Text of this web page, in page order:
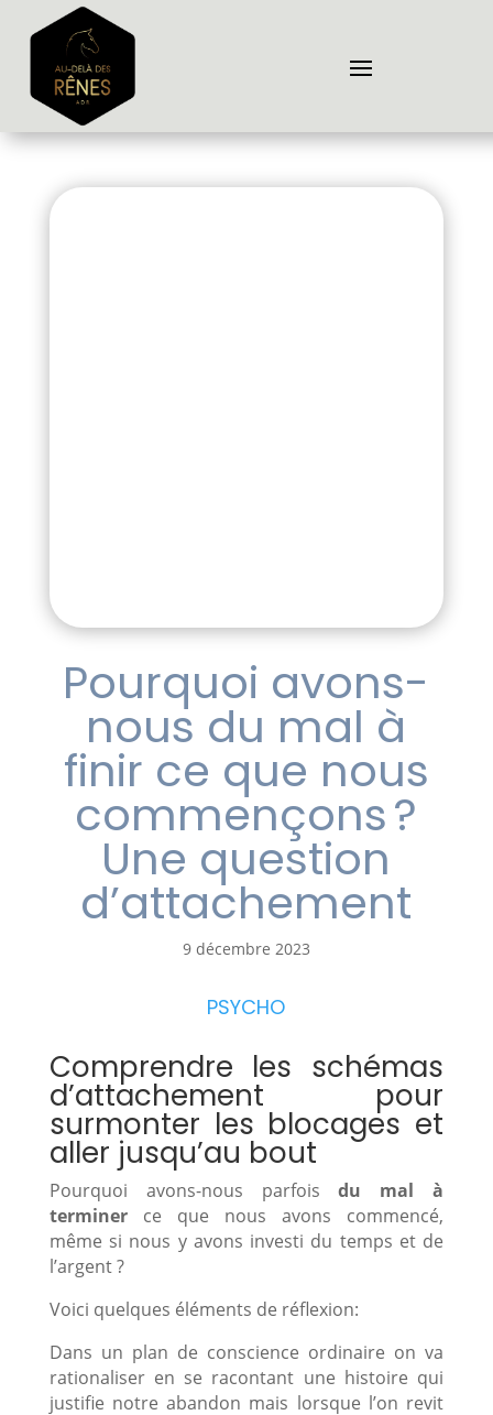
Pourquoi avons-
nous du mal à
finir ce que nous
commençons ?
Une question
d’attachement
9 décembre 2023
PSYCHO
Comprendre les schémas
d’attachement pour
surmonter les blocages et
aller jusqu’au bout
Pourquoi avons-nous parfoisdu mal à
terminerce que nous avons commencé,
même si nous y avons investi du temps et de
l’argent ?
Voici quelques éléments de réflexion:
Dans un plan de conscience ordinaire on va
rationaliser en se racontant une histoire qui
justifie notre abandon mais lorsque l’on revit